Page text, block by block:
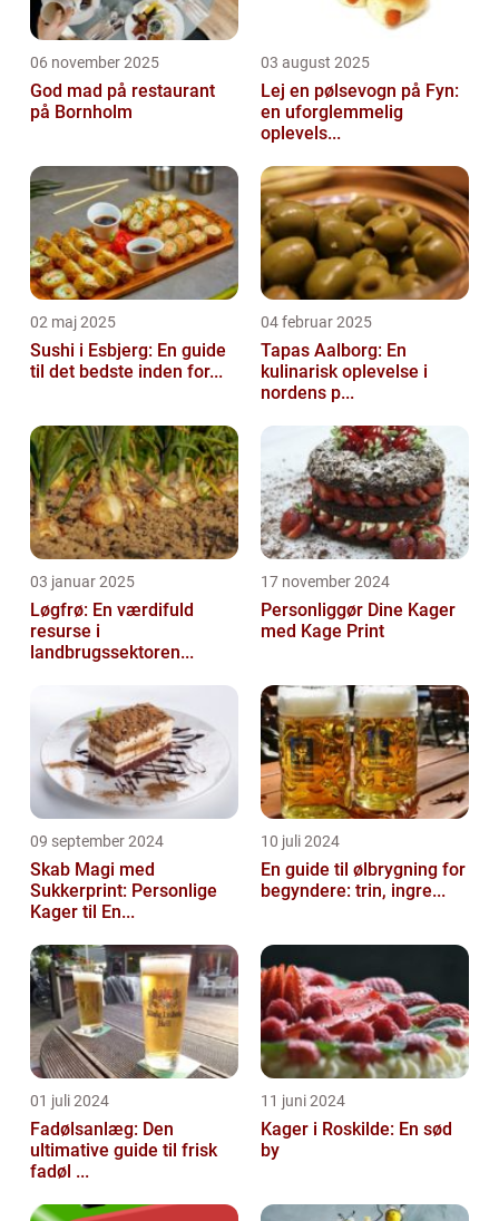
06 november 2025
God mad på restaurant
på Bornholm
03 august 2025
Lej en pølsevogn på Fyn:
en uforglemmelig
oplevels...
02 maj 2025
Sushi i Esbjerg: En guide
til det bedste inden for...
04 februar 2025
Tapas Aalborg: En
kulinarisk oplevelse i
nordens p...
03 januar 2025
Løgfrø: En værdifuld
resurse i
landbrugssektoren...
17 november 2024
Personliggør Dine Kager
med Kage Print
09 september 2024
Skab Magi med
Sukkerprint: Personlige
Kager til En...
10 juli 2024
En guide til ølbrygning for
begyndere: trin, ingre...
01 juli 2024
Fadølsanlæg: Den
ultimative guide til frisk
fadøl ...
11 juni 2024
Kager i Roskilde: En sød
by